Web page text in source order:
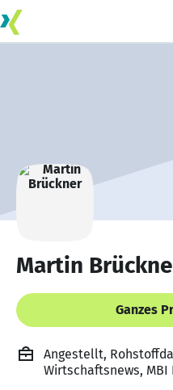
Martin
Ganzes
Angestellt,
Wirtschaftsnews, MBI